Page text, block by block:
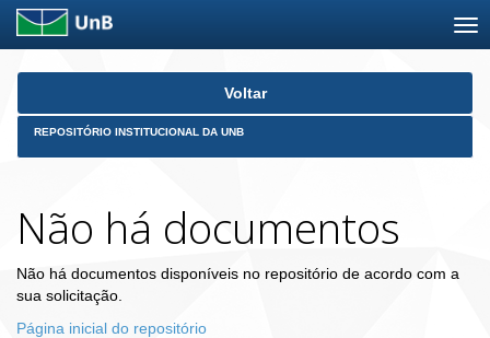
Skip
Voltar
REPOSITÓRIO INSTITUCIONAL DA UNB
Não há documentos
Não há documentos disponíveis no repositório de acordo com a
sua solicitação.
Página inicial do repositório